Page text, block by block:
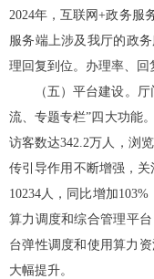
2024年，互联网+政务服
服务端上涉及我厅的政
理回复到位。办理率、回
（五）平台建设。 厅
流、专题专栏”四大功能。
访客数达342.2万人，浏
传引导作用不断增强，关
10234人，同比增加103%
算力调度和综合管理平
台弹性调度和使用算力
大幅提升。